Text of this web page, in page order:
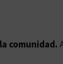
comunidad.